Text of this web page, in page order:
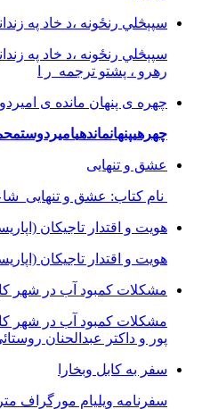
سپېڅلي رنځونه ،د خاد په
سپېڅلي رنځونه ،د خاد په
رهرو ، پشتو ترجمه ر ا
چھره ی پنھان مانده ی
چھرهیپنھانماندهیامیردوست
عشق و تنهایی
نام کتاب: عشق و تنهایی
هویت و اقتدار تاجیکان
هویت و اقتدار تاجیکان
مشکلات کمبود آب در شهر
مشکلات کمبود آب در شهر
پور و داکتر عبدالحنان
سفر به کابل وبخارا
سفرنامه ویلیام مورگراف